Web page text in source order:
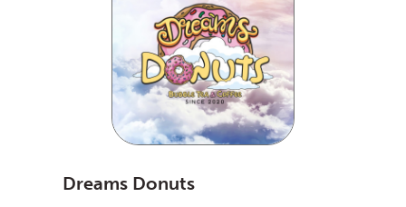
Dreams Donuts